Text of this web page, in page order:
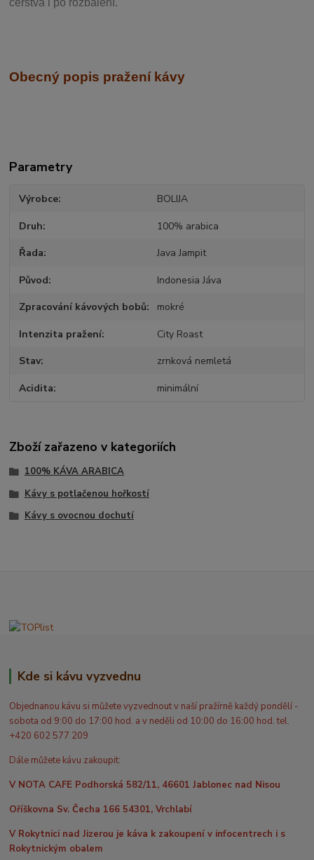
čerstvá i po rozbalení.
Obecný popis pražení kávy
Parametry
Výrobce BOLIJA
Druh 100% arabica
Řada Java Jampit
Původ Indonesia Jáva
Zpracování kávových bobů mokré
Intenzita pražení City Roast
Stav zrnková nemletá
Acidita minimální
Zboží zařazeno v kategoriích
100% KÁVA ARABICA
Kávy s potlačenou hořkostí
Kávy s ovocnou dochutí
Kde si kávu vyzvednu
Objednanou kávu si můžete vyzvednout v naší pražírně každý pondělí -
sobota od 9:00 do 17:00 hod. a v neděli od 10:00 do 16:00 hod. tel.
+420 602 577 209
Dále můžete kávu zakoupit:
V NOTA CAFE Podhorská 582/11, 46601 Jablonec nad Nisou
Oříškovna Sv. Čecha 166 54301, Vrchlabí
V Rokytnici nad Jizerou je káva k zakoupení v infocentrech i s
Rokytnickým obalem